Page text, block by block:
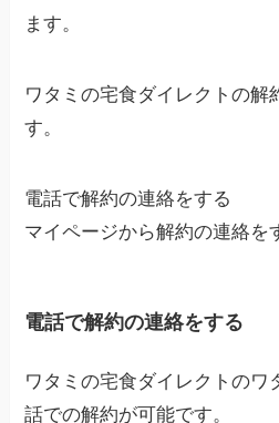
ます。
ワタミの宅食ダイレクトの解
す。
電話で解約の連絡をする
マイページから解約の連絡を
電話で解約の連絡をする
ワタミの宅食ダイレクトのワ
話での解約が可能です。